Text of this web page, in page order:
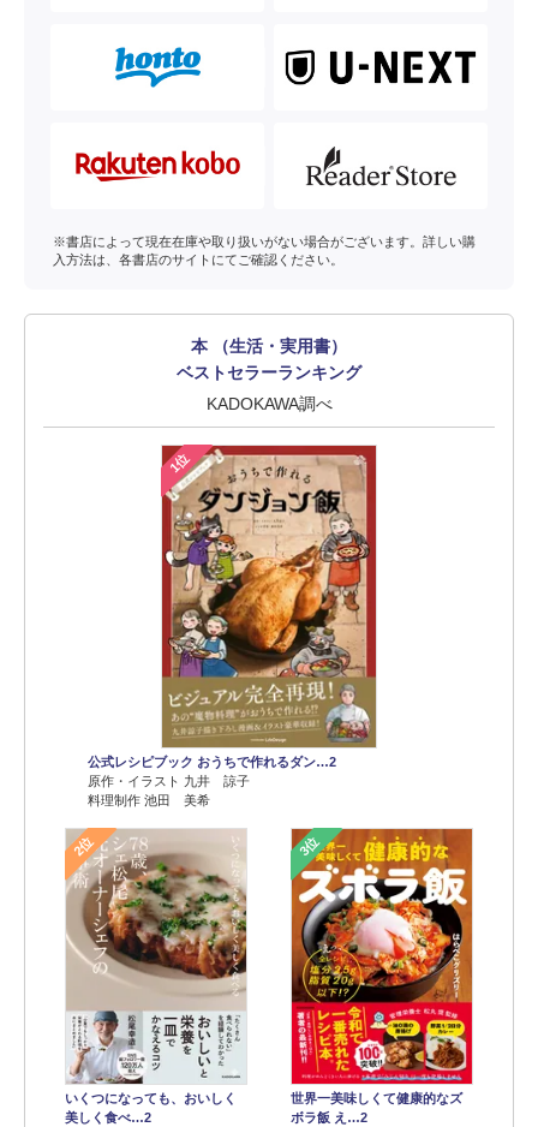
※書店によって現在在庫や取り扱いがない場合がございます。詳しい購
入方法は、各書店のサイトにてご確認ください。
本 （生活・実用書）
ベストセラーランキング
KADOKAWA調べ
1位
公式レシピブック おうちで作れるダン…2
原作・イラスト 九井 諒子
料理制作 池田 美希
2位
いくつになっても、おいしく
美しく食べ…2
3位
世界一美味しくて健康的なズ
ボラ飯 え…2